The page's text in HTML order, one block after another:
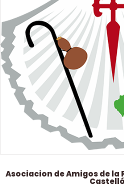
Asociacion de Amigos de